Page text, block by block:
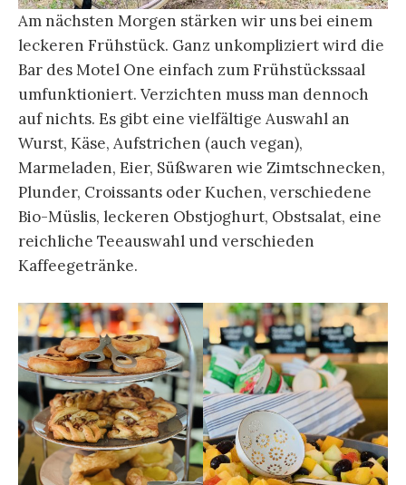
Am nächsten Morgen stärken wir uns bei einem
leckeren Frühstück. Ganz unkompliziert wird die
Bar des Motel One einfach zum Frühstückssaal
umfunktioniert. Verzichten muss man dennoch
auf nichts. Es gibt eine vielfältige Auswahl an
Wurst, Käse, Aufstrichen (auch vegan),
Marmeladen, Eier, Süßwaren wie Zimtschnecken,
Plunder, Croissants oder Kuchen, verschiedene
Bio-Müslis, leckeren Obstjoghurt, Obstsalat, eine
reichliche Teeauswahl und verschieden
Kaffeegetränke.